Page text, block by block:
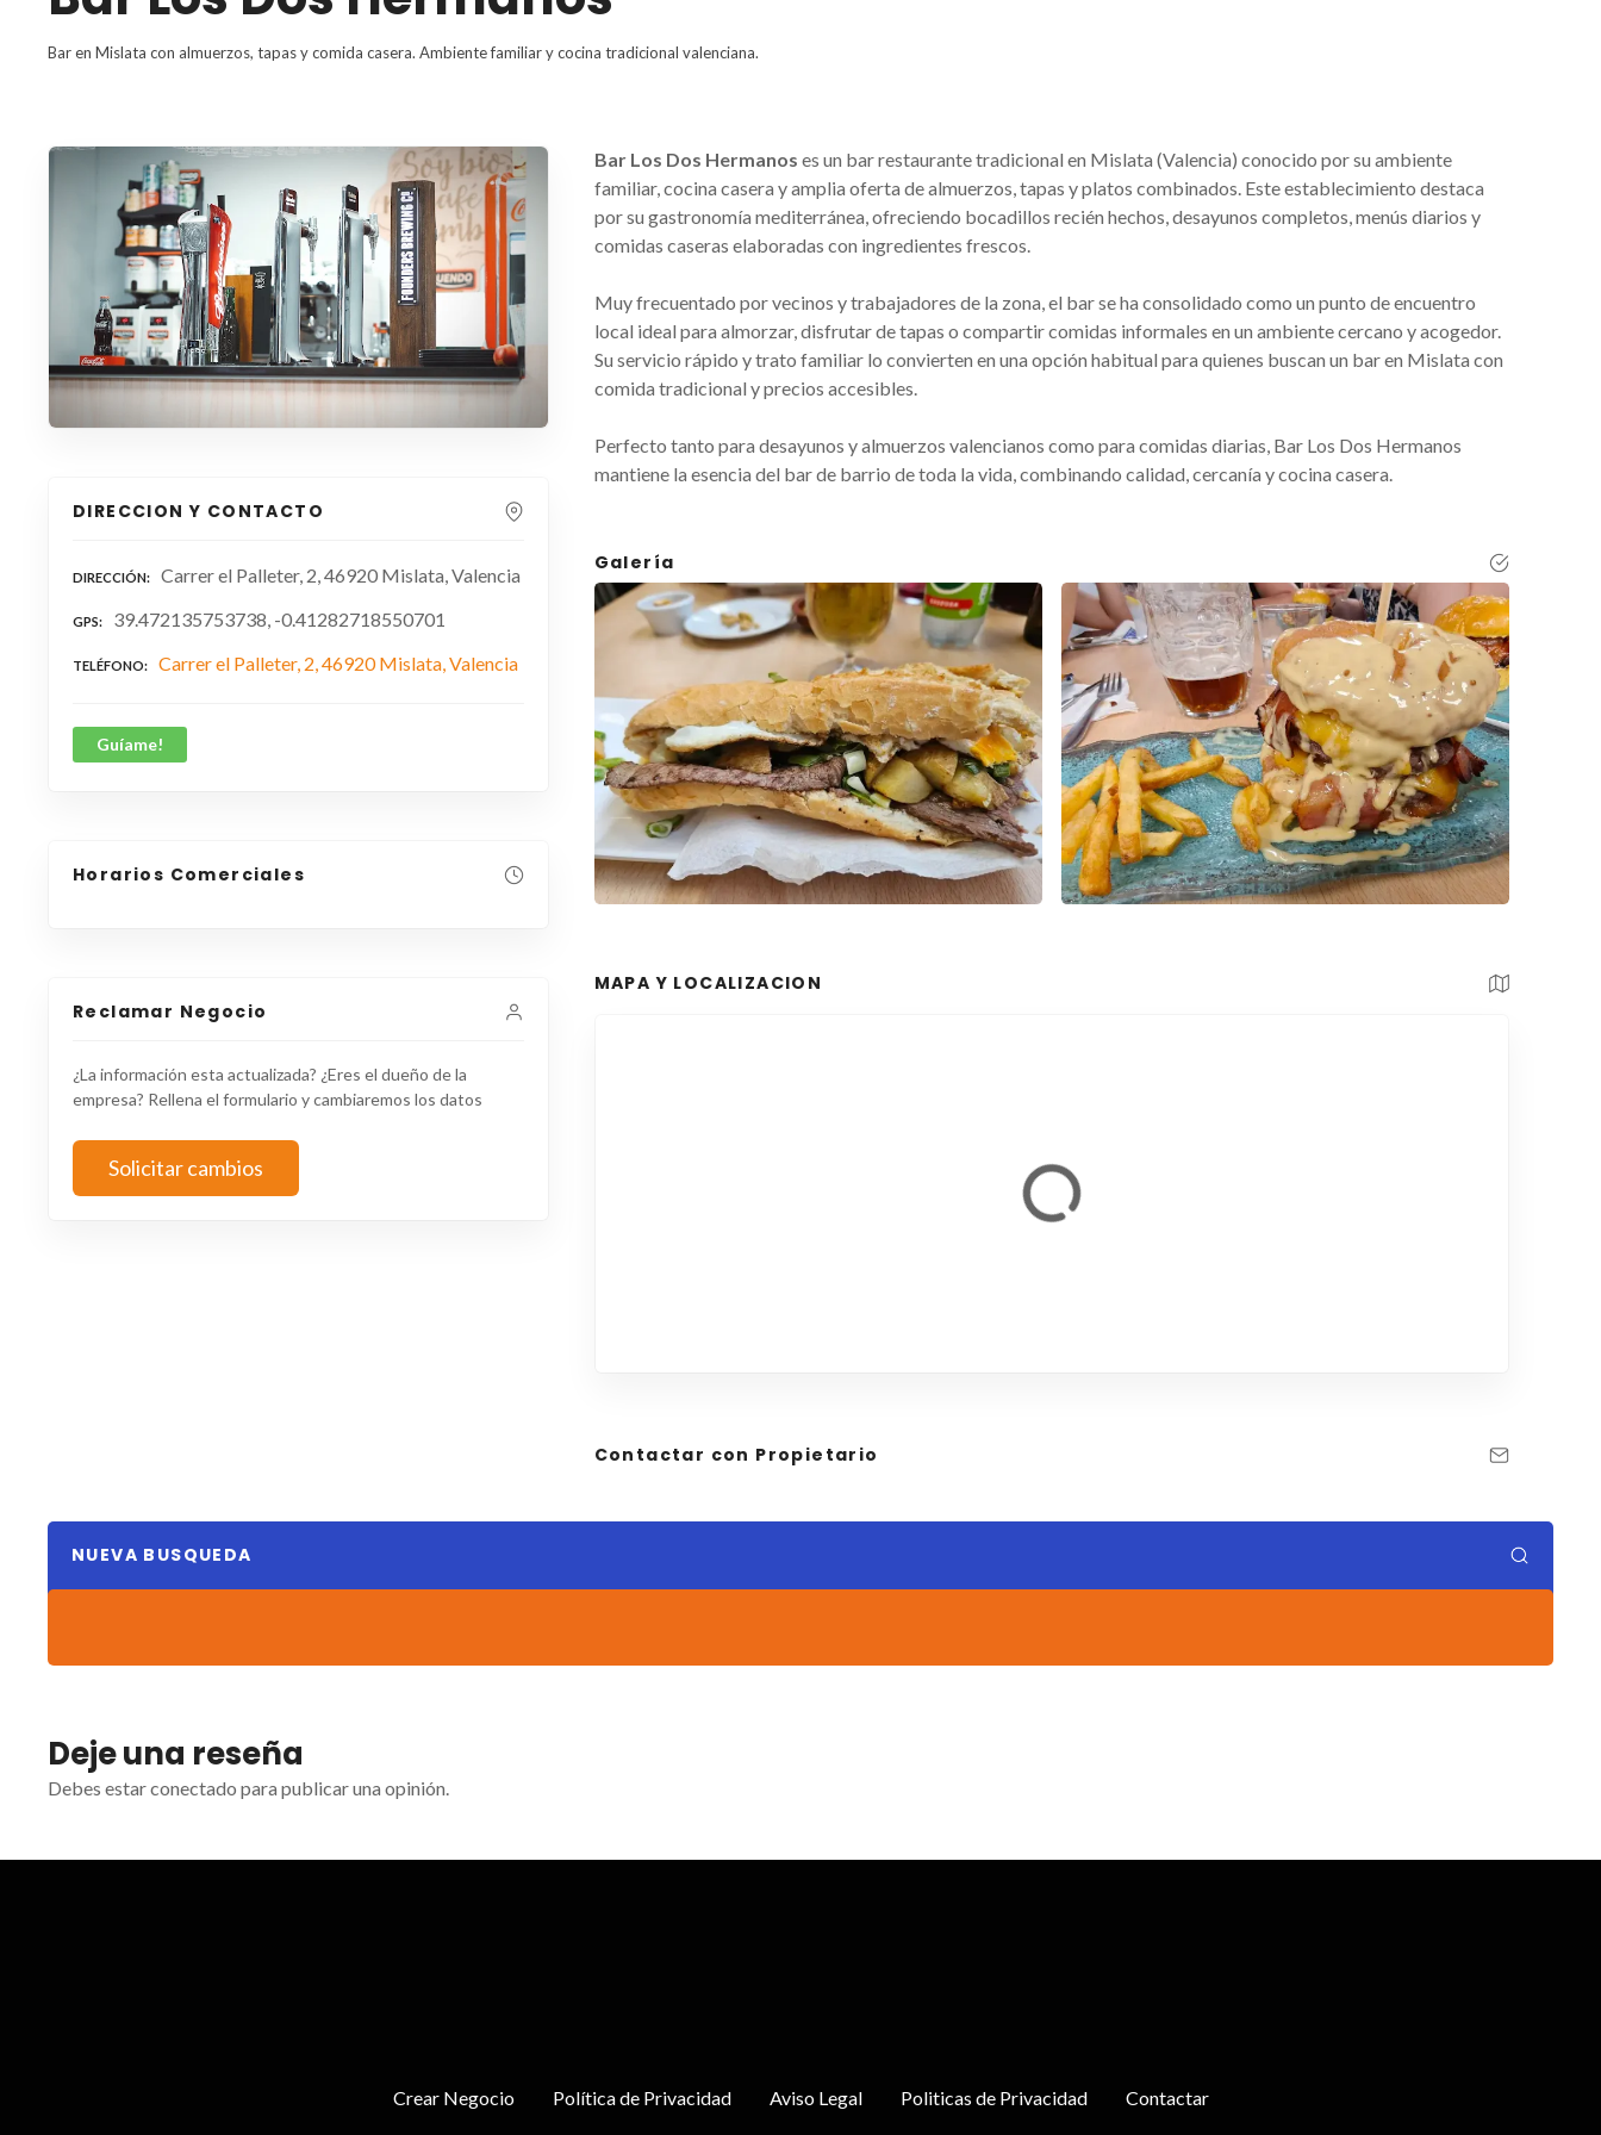
Bar en Mislata con almuerzos, tapas y comida casera. Ambiente familiar y cocina tradicional valenciana.
DIRECCION Y CONTACTO
DIRECCIÓN Carrer el Palleter, 2, 46920 Mislata, Valencia
GPS 39.472135753738, -0.41282718550701
TELÉFONO Carrer el Palleter, 2, 46920 Mislata, Valencia
Guíame!
Horarios Comerciales
Reclamar Negocio
¿La información esta actualizada? ¿Eres el dueño de la
empresa? Rellena el formulario y cambiaremos los datos
Solicitar cambios
Bar Los Dos Hermanos es un bar restaurante tradicional en Mislata (Valencia) conocido por su ambiente
familiar, cocina casera y amplia oferta de almuerzos, tapas y platos combinados. Este establecimiento destaca
por su gastronomía mediterránea, ofreciendo bocadillos recién hechos, desayunos completos, menús diarios y
comidas caseras elaboradas con ingredientes frescos.
Muy frecuentado por vecinos y trabajadores de la zona, el bar se ha consolidado como un punto de encuentro
local ideal para almorzar, disfrutar de tapas o compartir comidas informales en un ambiente cercano y acogedor.
Su servicio rápido y trato familiar lo convierten en una opción habitual para quienes buscan un bar en Mislata con
comida tradicional y precios accesibles.
Perfecto tanto para desayunos y almuerzos valencianos como para comidas diarias, Bar Los Dos Hermanos
mantiene la esencia del bar de barrio de toda la vida, combinando calidad, cercanía y cocina casera.
Galería
MAPA Y LOCALIZACION
Contactar con Propietario
NUEVA BUSQUEDA
Deje una reseña
Debes estar conectado para publicar una opinión.
Crear Negocio Política de Privacidad Aviso Legal Politicas de Privacidad Contactar